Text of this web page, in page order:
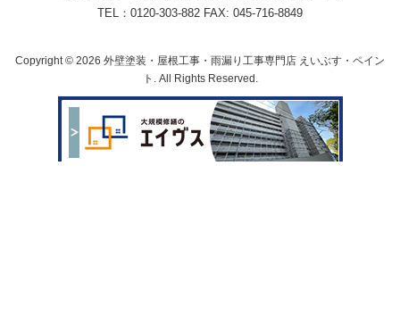
TEL：0120-303-882 FAX: 045-716-8849
Copyright © 2026 外壁塗装・屋根工事・雨漏り工事専門店 えいぶす・ペイン
ト. All Rights Reserved.